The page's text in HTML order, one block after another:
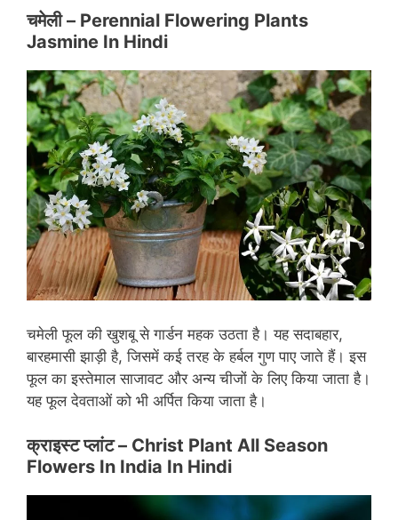
चमेली – Perennial Flowering Plants
Jasmine In Hindi
चमेली फूल की खुशबू से गार्डन महक उठता है। यह सदाबहार,
बारहमासी झाड़ी है, जिसमें कई तरह के हर्बल गुण पाए जाते हैं। इस
फूल का इस्तेमाल साजावट और अन्य चीजों के लिए किया जाता है।
यह फूल देवताओं को भी अर्पित किया जाता है।
क्राइस्टप्लांट – Christ Plant All Season
Flowers In India In Hindi